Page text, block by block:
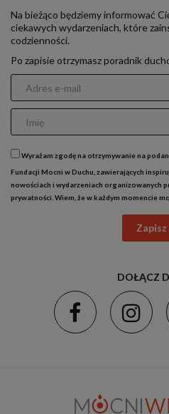
Na bieżąco będziemy informować
ciekawych wydarzeniach, które
codzienności.
Po zapisie otrzymasz poradnik
Wyrażam zgodę na otrzymywanie na
Fundacji Mocni w Duchu, zawierających
nowościach i wydarzeniach organizowanych
prywatności . Wiem, że w każdym momencie
Zapisz
DOŁĄCZ